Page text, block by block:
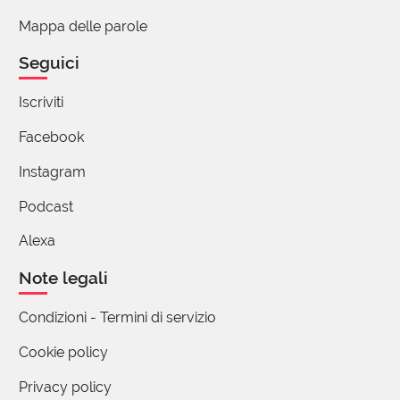
Mappa delle parole
Seguici
Iscriviti
Facebook
Instagram
Podcast
Alexa
Note legali
Condizioni - Termini di servizio
Cookie policy
Privacy policy